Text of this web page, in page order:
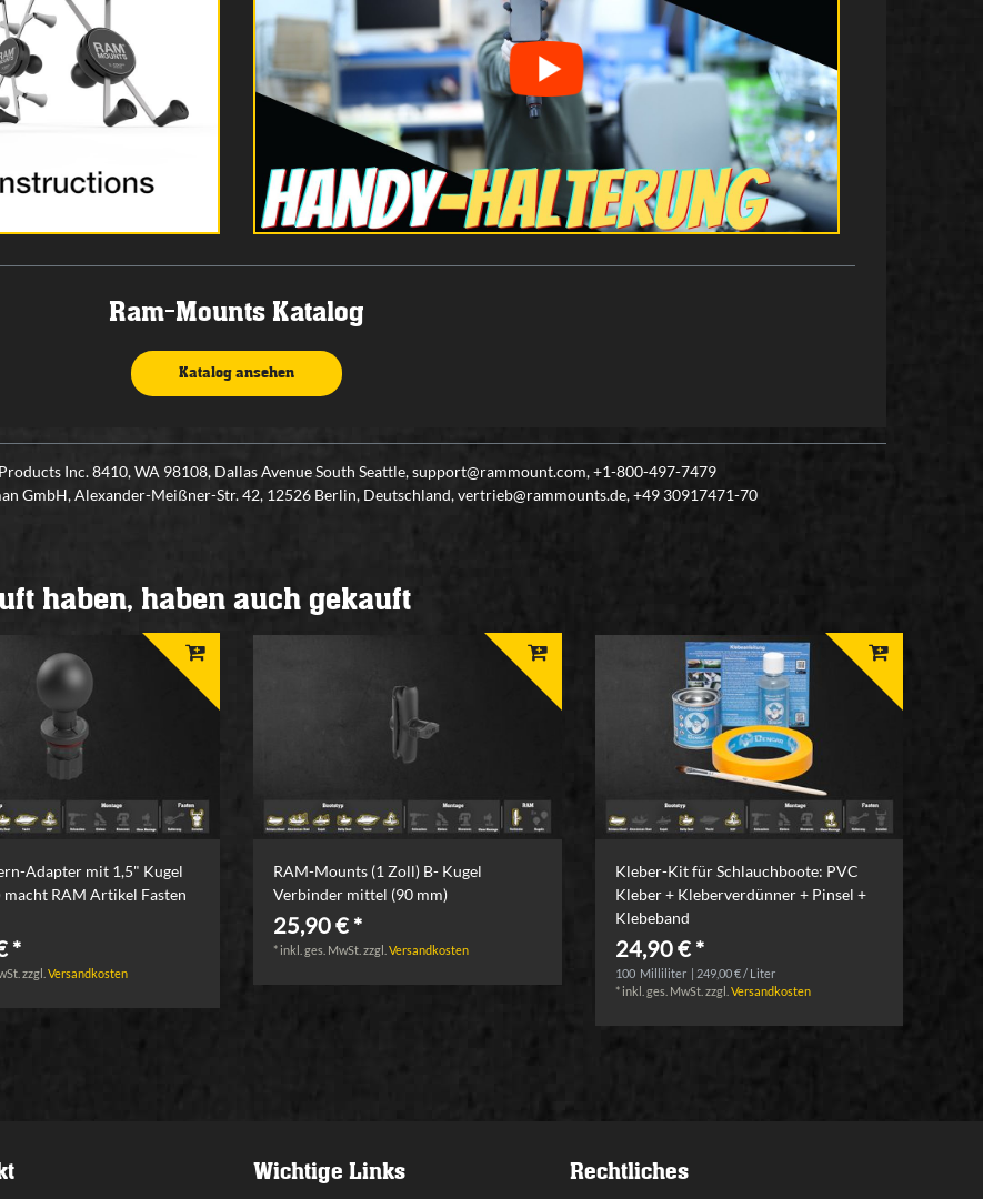
Ram-Mounts Katalog
Katalog ansehen
Inc. 8410, WA 98108, Dallas Avenue South Seattle, support@rammount.com, +1-800-497-7479
GmbH, Alexander-Meißner-Str. 42, 12526 Berlin, Deutschland, vertrieb@rammounts.de, +49 30917471-70
haben, haben auch gekauft
Adapter mit 1,5" Kugel
RAM Artikel Fasten
*
zzgl. Versandkosten
RAM-Mounts (1 Zoll) B- Kugel
Verbinder mittel (90 mm)
25,90 € *
* inkl. ges. MwSt. zzgl.Versandkosten
Kleber-Kit für Schlauchboote: PVC
Kleber + Kleberverdünner + Pinsel +
Klebeband
24,90 € *
100 Milliliter
| 249,00 € / Liter
* inkl. ges. MwSt. zzgl. Versandkosten
Wichtige Links Rechtliches